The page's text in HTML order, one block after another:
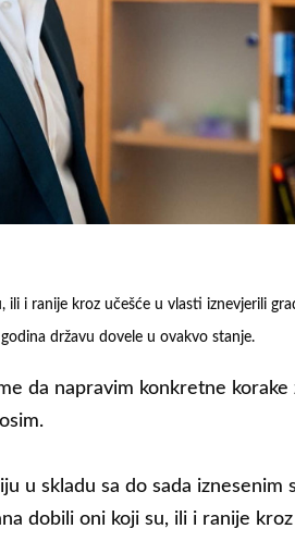
i ranije kroz učešće u vlasti iznevjerili
državu dovele u ovakvo stanje.
da napravim konkretne korake
u skladu sa do sada iznesenim
dobili oni koji su, ili i ranije